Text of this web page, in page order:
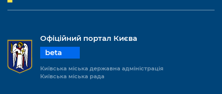
Офіційний портал Києва
beta
Київська міська державна адміністрація
Київська міська рада